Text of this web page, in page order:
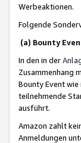
Werbeaktionen.
Folgende
(a) Bounty
In den in der
Zusammenhang
Bounty Event
teilnehmende
ausführt.
Amazon zahlt
Anmeldungen